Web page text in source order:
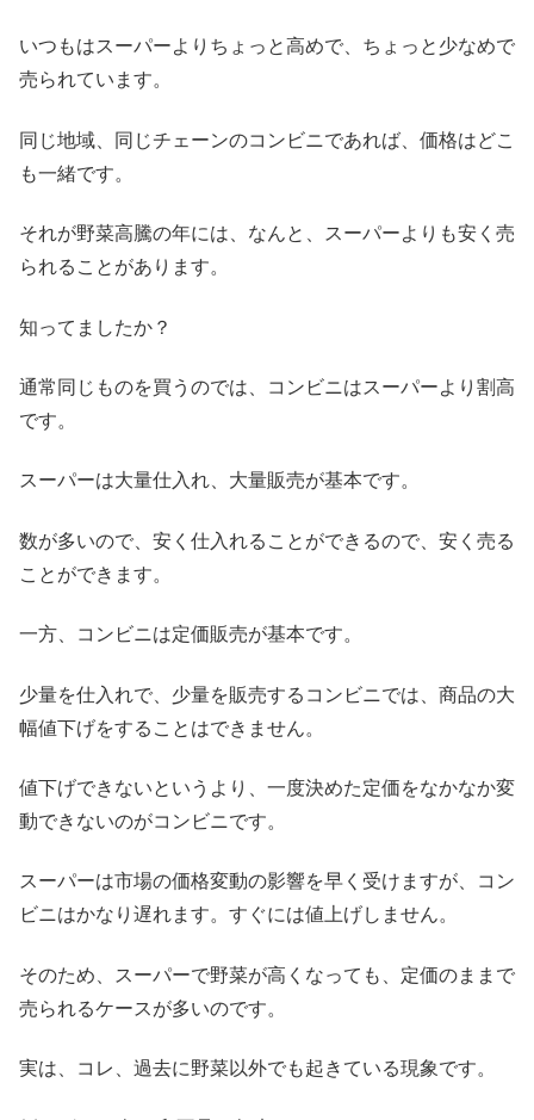
いつもはスーパーよりちょっと高めで、ちょっと少なめで
売られています。
同じ地域、同じチェーンのコンビニであれば、価格はどこ
も一緒です。
それが野菜高騰の年には、なんと、スーパーよりも安く売
られることがあります。
知ってましたか？
通常同じものを買うのでは、コンビニはスーパーより割高
です。
スーパーは大量仕入れ、大量販売が基本です。
数が多いので、安く仕入れることができるので、安く売る
ことができます。
一方、コンビニは定価販売が基本です。
少量を仕入れで、少量を販売するコンビニでは、商品の大
幅値下げをすることはできません。
値下げできないというより、一度決めた定価をなかなか変
動できないのがコンビニです。
スーパーは市場の価格変動の影響を早く受けますが、コン
ビニはかなり遅れます。すぐには値上げしません。
そのため、スーパーで野菜が高くなっても、定価のままで
売られるケースが多いのです。
実は、コレ、過去に野菜以外でも起きている現象です。